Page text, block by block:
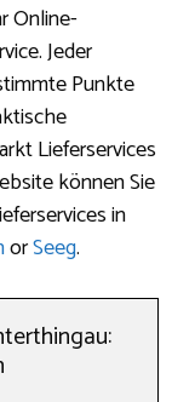
Online-
Jeder
Punkte
Lieferservices
können Sie
in
orSeeg.